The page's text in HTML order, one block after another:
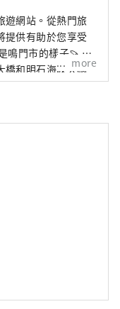
遊網站。從熱門旅
提供有助於您享受
鳴門市的樣子🍠 四
橋和明石海峽大橋
🌊和山🏔一起享受
more